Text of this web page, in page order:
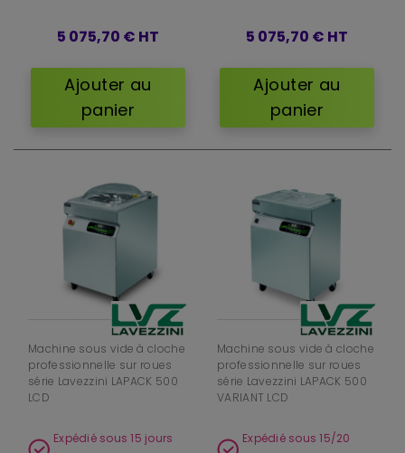
5 075,70 € HT
Ajouter au
panier
5 075,70 € HT
Ajouter au
panier
Machine sous vide à cloche
professionnelle sur roues
série Lavezzini LAPACK 500
LCD
Expédié sous 15 jours
Machine sous vide à cloche
professionnelle sur roues
série Lavezzini LAPACK 500
VARIANT LCD
Expédié sous 15/20